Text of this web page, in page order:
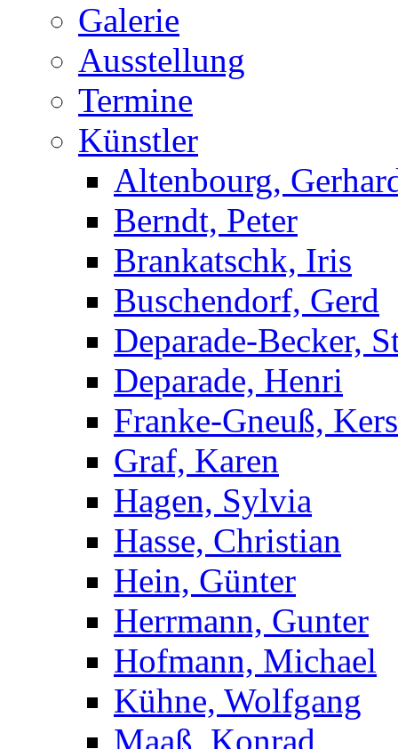
Galerie
Ausstellung
Termine
Künstler
Altenbourg,
Berndt, Peter
Brankatschk, Iris
Buschendorf, Gerd
Deparade-Becker,
Deparade, Henri
Franke-Gneuß,
Graf, Karen
Hagen, Sylvia
Hasse, Christian
Hein, Günter
Herrmann, Gunter
Hofmann, Michael
Kühne, Wolfgang
Maaß, Konrad